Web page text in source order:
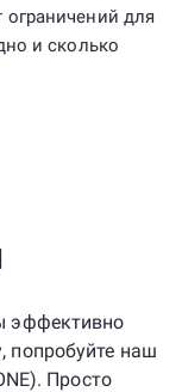
для
и сколько
эффективно
попробуйте наш
Просто